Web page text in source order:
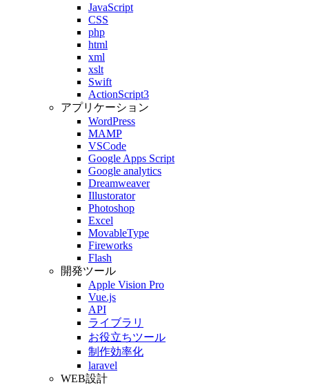
JavaScript
CSS
php
html
xml
xslt
Swift
ActionScript3
アプリケーション
WordPress
MAMP
VSCode
Google Apps Script
Google analytics
Dreamweaver
Illustorator
Photoshop
Excel
MovableType
Fireworks
Flash
開発ツール
Apple Vision Pro
Vue.js
API
ライブラリ
お役立ちツール
制作効率化
laravel
WEB設計